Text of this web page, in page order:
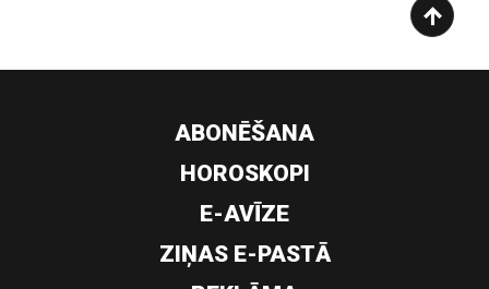
ABONĒŠANA
HOROSKOPI
E-AVĪZE
ZIŅAS E-PASTĀ